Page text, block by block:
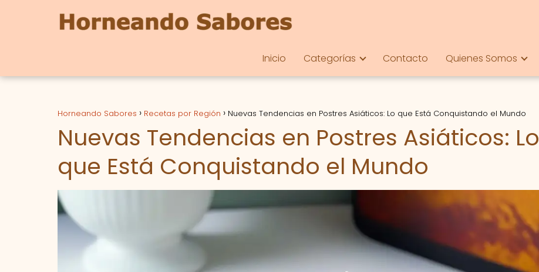
Inicio Categorías Contacto Quienes Somos
Horneando Sabores Recetas por Región Nuevas Tendencias en Postres Asiáticos: Lo que Está Conquistando el Mundo
Nuevas Tendencias en Postres Asiáticos: Lo
que Está Conquistando el Mundo